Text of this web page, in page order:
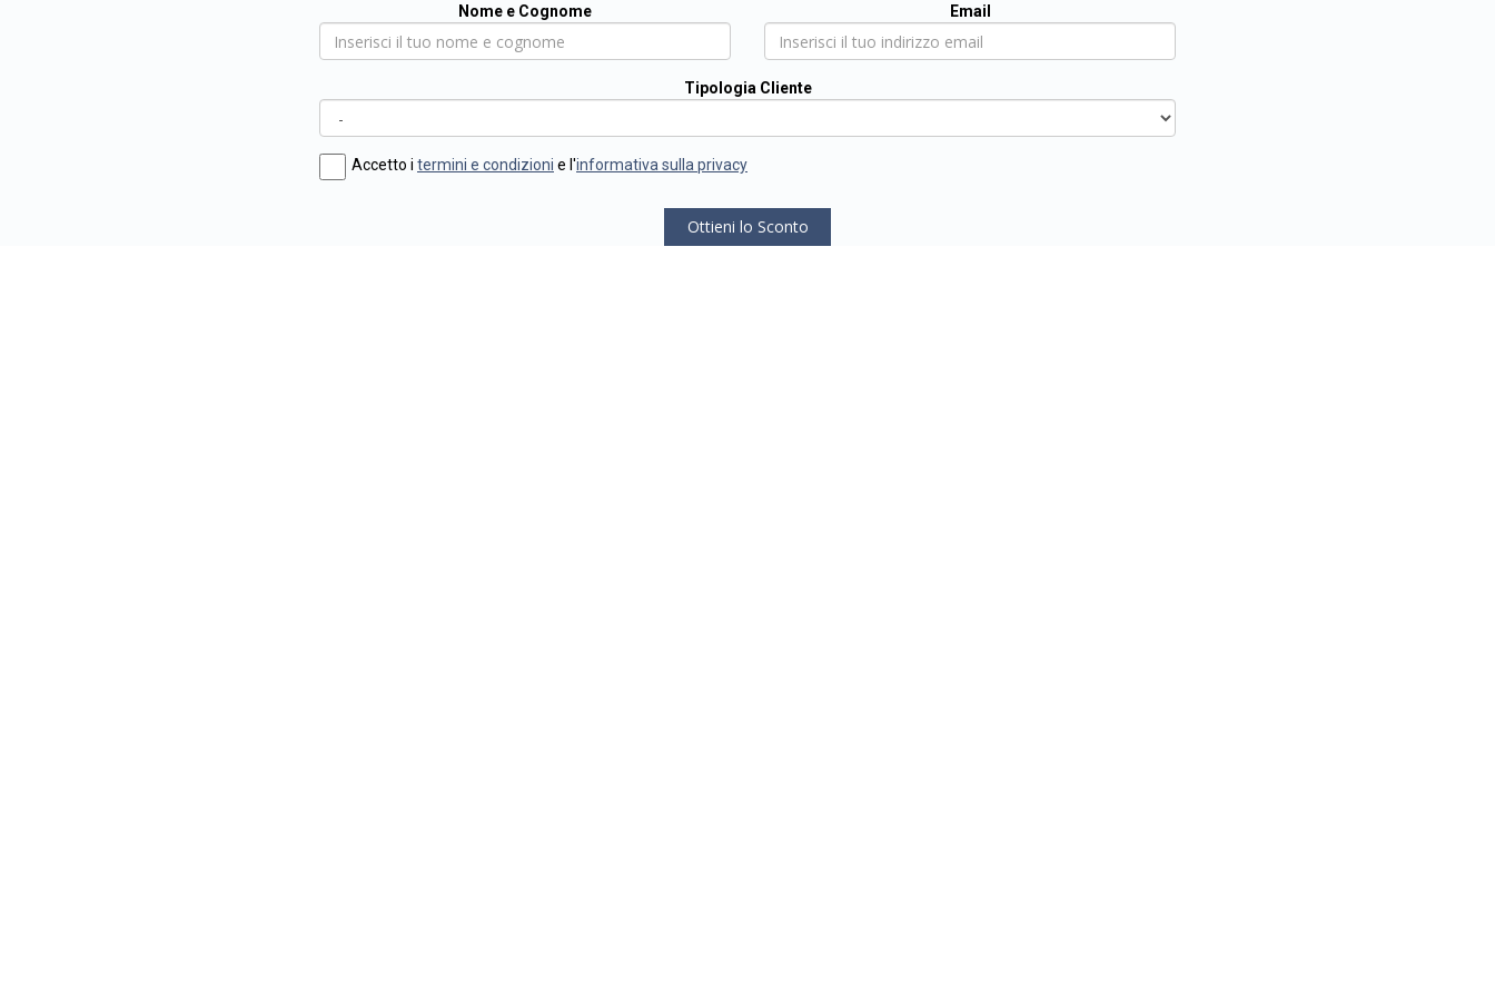
Nome e Cognome Email
Tipologia Cliente
Accetto i termini e condizioni e l'informativa sulla privacy
Ottieni lo Sconto